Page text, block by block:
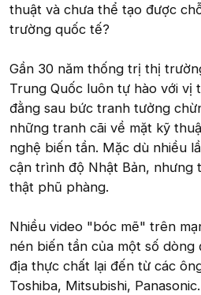
thuật và chưa thể tạo được
trường quốc tế?
Gần 30 năm thống trị thị
Trung Quốc luôn tự hào với vị
đằng sau bức tranh tưởng
những tranh cãi về mặt kỹ
nghệ biến tần. Mặc dù nhiều
cận trình độ Nhật Bản, nhưng
thật phũ phàng.
Nhiều video "bóc mẽ" trên
nén biến tần của một số dòng
địa thực chất lại đến từ các
Toshiba, Mitsubishi,